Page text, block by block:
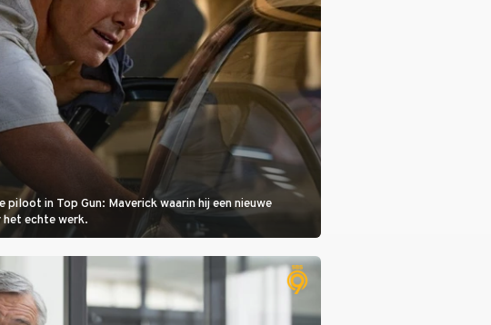
in Top Gun: Maverick waarin hij een nieuwe
echte werk.